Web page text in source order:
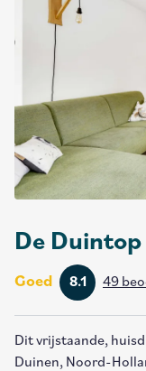
De Duintop
Goed 8.1 49
Dit vrijstaande,
Duinen, Noord-